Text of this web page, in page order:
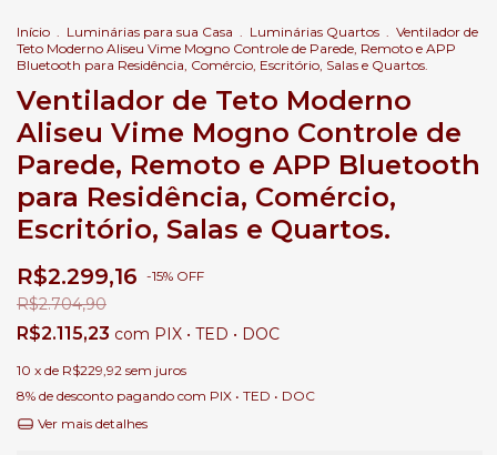
Início . Luminárias para sua Casa . Luminárias Quartos . Ventilador de
Teto Moderno Aliseu Vime Mogno Controle de Parede, Remoto e APP
Bluetooth para Residência, Comércio, Escritório, Salas e Quartos.
Ventilador de Teto Moderno
Aliseu Vime Mogno Controle de
Parede, Remoto e APP Bluetooth
para Residência, Comércio,
Escritório, Salas e Quartos.
R$2.299,16 -15% OFF
R$2.704,90
R$2.115,23 com PIX • TED • DOC
10 x de R$229,92 sem juros
8% de desconto pagando com PIX • TED • DOC
Ver mais detalhes